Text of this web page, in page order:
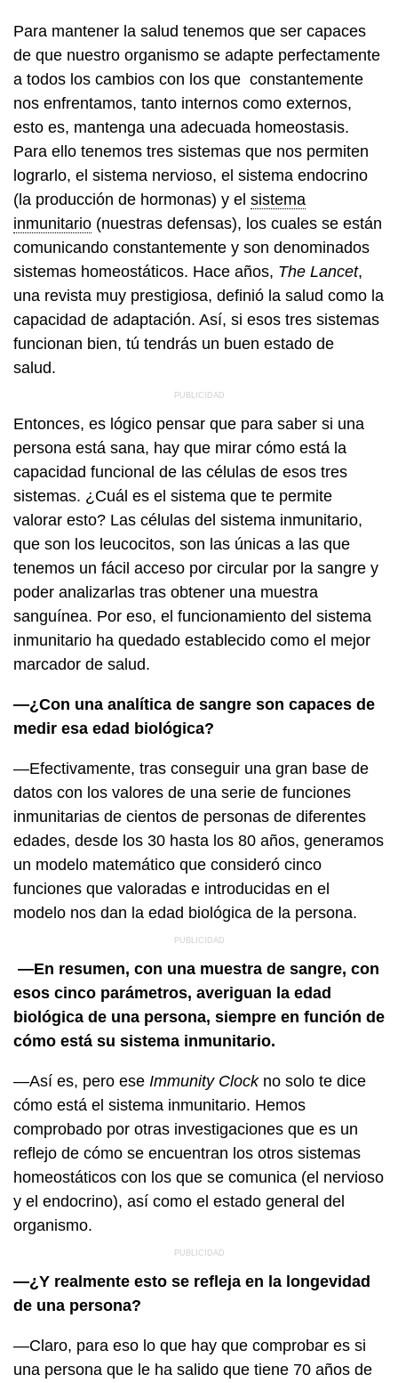
Para mantener la salud tenemos que ser capaces
de que nuestro organismo se adapte perfectamente
a todos los cambios con los que constantemente
nos enfrentamos, tanto internos como externos,
esto es, mantenga una adecuada homeostasis.
Para ello tenemos tres sistemas que nos permiten
lograrlo, el sistema nervioso, el sistema endocrino
(la producción de hormonas) y el sistema
inmunitario (nuestras defensas), los cuales se están
comunicando constantemente y son denominados
sistemas homeostáticos. Hace años, The Lancet,
una revista muy prestigiosa, definió la salud como la
capacidad de adaptación. Así, si esos tres sistemas
funcionan bien, tú tendrás un buen estado de
salud.
Entonces, es lógico pensar que para saber si una
persona está sana, hay que mirar cómo está la
capacidad funcional de las células de esos tres
sistemas. ¿Cuál es el sistema que te permite
valorar esto? Las células del sistema inmunitario,
que son los leucocitos, son las únicas a las que
tenemos un fácil acceso por circular por la sangre y
poder analizarlas tras obtener una muestra
sanguínea. Por eso, el funcionamiento del sistema
inmunitario ha quedado establecido como el mejor
marcador de salud.
—¿Con una analítica de sangre son capaces de
medir esa edad biológica?
—Efectivamente, tras conseguir una gran base de
datos con los valores de una serie de funciones
inmunitarias de cientos de personas de diferentes
edades, desde los 30 hasta los 80 años, generamos
un modelo matemático que consideró cinco
funciones que valoradas e introducidas en el
modelo nos dan la edad biológica de la persona.
—En resumen, con una muestra de sangre, con
esos cinco parámetros, averiguan la edad
biológica de una persona, siempre en función de
cómo está su sistema inmunitario.
—Así es, pero ese Immunity Clockno solo te dice
cómo está el sistema inmunitario. Hemos
comprobado por otras investigaciones que es un
reflejo de cómo se encuentran los otros sistemas
homeostáticos con los que se comunica (el nervioso
y el endocrino), así como el estado general del
organismo.
—¿Y realmente esto se refleja en la longevidad
de una persona?
—Claro, para eso lo que hay que comprobar es si
una persona que le ha salido que tiene 70 años de